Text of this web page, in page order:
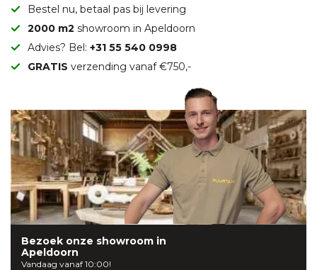
Bestel nu, betaal pas bij levering
2000 m2 showroom in Apeldoorn
Advies? Bel: +31 55 540 0998
GRATIS verzending vanaf €750,-
Bezoek onze showroom in
Apeldoorn
Vandaag vanaf 10:00!